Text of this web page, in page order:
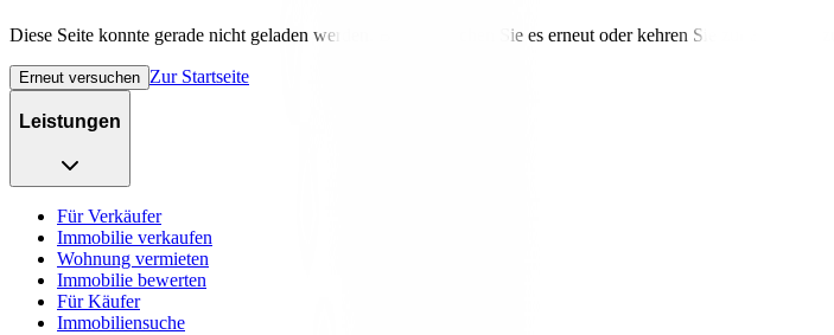
Diese Seite konnte gerade nicht geladen werden. Bitte versuchen Sie es erneut oder kehren Sie zur
Erneut versuchen Zur Startseite
Leistungen
Für Verkäufer
Immobilie verkaufen
Wohnung vermieten
Immobilie bewerten
Für Käufer
Immobiliensuche